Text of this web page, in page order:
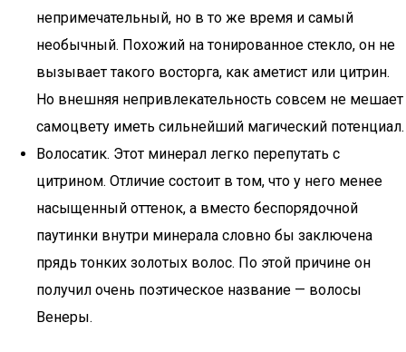
непримечательный, но в то же время и самый
необычный. Похожий на тонированное стекло, он не
вызывает такого восторга, как аметист или цитрин.
Но внешняя непривлекательность совсем не мешает
самоцвету иметь сильнейший магический потенциал.
Волосатик. Этот минерал легко перепутать с
цитрином. Отличие состоит в том, что у него менее
насыщенный оттенок, а вместо беспорядочной
паутинки внутри минерала словно бы заключена
прядь тонких золотых волос. По этой причине он
получил очень поэтическое название — волосы
Венеры.